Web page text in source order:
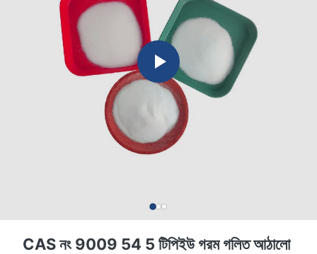
CAS নং 9009 54 5 টিপিইউ গরম গলিত আঠালো